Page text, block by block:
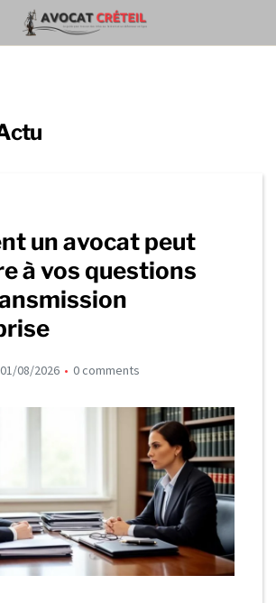
un avocat peut
à vos questions
01/08/2026 0 comments